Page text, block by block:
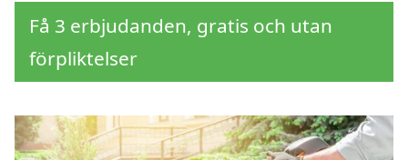
Få 3 erbjudanden, gratis och utan
förpliktelser